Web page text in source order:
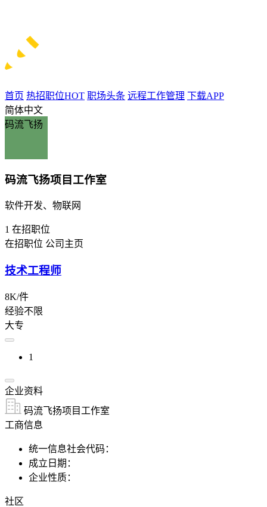
首页 热招职位HOT 职场头条 远程工作管理 下载APP
简体中文
码流飞扬
码流飞扬项目工作室
软件开发、物联网
1 在招职位
在招职位 公司主页
技术工程师
8K/件
经验不限
大专
1
企业资料
码流飞扬项目工作室
工商信息
统一信息社会代码：
成立日期：
企业性质：
社区